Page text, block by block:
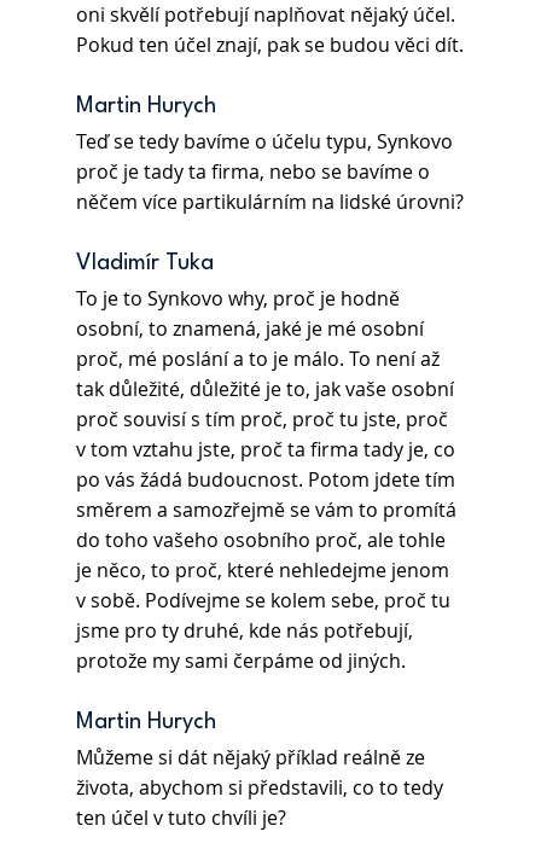
oni skvělí potřebují naplňovat nějaký účel.
Pokud ten účel znají, pak se budou věci dít.
Martin Hurych
Teď se tedy bavíme o účelu typu, Synkovo
proč je tady ta firma, nebo se bavíme o
něčem více partikulárním na lidské úrovni?
Vladimír Tuka
To je to Synkovo why, proč je hodně
osobní, to znamená, jaké je mé osobní
proč, mé poslání a to je málo. To není až
tak důležité, důležité je to, jak vaše osobní
proč souvisí s tím proč, proč tu jste, proč
v tom vztahu jste, proč ta firma tady je, co
po vás žádá budoucnost. Potom jdete tím
směrem a samozřejmě se vám to promítá
do toho vašeho osobního proč, ale tohle
je něco, to proč, které nehledejme jenom
v sobě. Podívejme se kolem sebe, proč tu
jsme pro ty druhé, kde nás potřebují,
protože my sami čerpáme od jiných.
Martin Hurych
Můžeme si dát nějaký příklad reálně ze
života, abychom si představili, co to tedy
ten účel v tuto chvíli je?